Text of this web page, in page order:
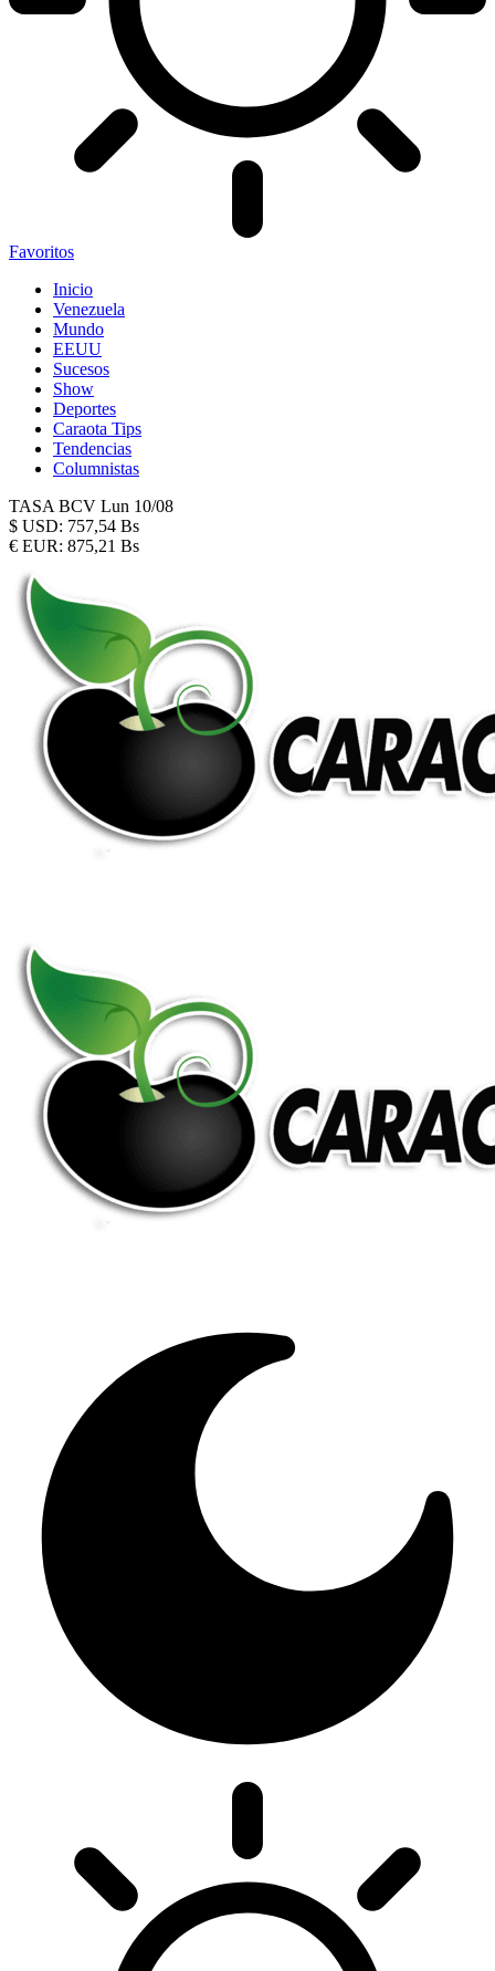
Favoritos
Inicio
Venezuela
Mundo
EEUU
Sucesos
Show
Deportes
Caraota Tips
Tendencias
Columnistas
TASA BCV Lun 10/08
$ USD: 757,54 Bs
€ EUR: 875,21 Bs